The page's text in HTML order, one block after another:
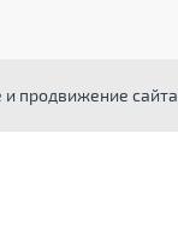
продвижение сайта